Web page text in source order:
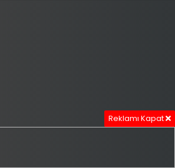
Reklamı Kapat